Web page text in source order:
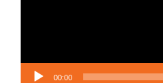
00:00